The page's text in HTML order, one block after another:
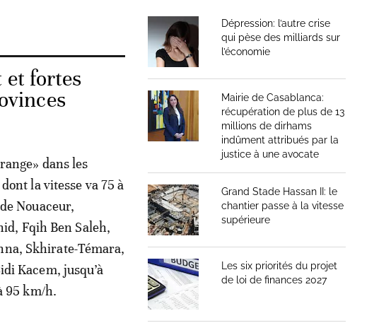
et fortes
dans les
la vitesse va 75 à
Nouaceur,
Fqih Ben Saleh,
Skhirate-Témara,
Kacem, jusqu’à
95 km/h.
Dépression: l’autre crise
qui pèse des milliards sur
l’économie
Mairie de Casablanca:
récupération de plus de 13
millions de dirhams
indûment attribués par la
justice à une avocate
Grand Stade Hassan II: le
chantier passe à la vitesse
supérieure
Les six priorités du projet
de loi de finances 2027